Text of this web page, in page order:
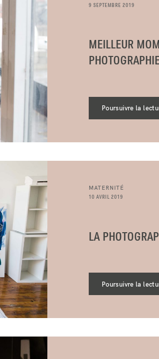
9 SEPTEMBRE 2019
MEILLEUR
Poursuivre la
MATERNITÉ
10 AVRIL 2019
LA
Poursuivre la